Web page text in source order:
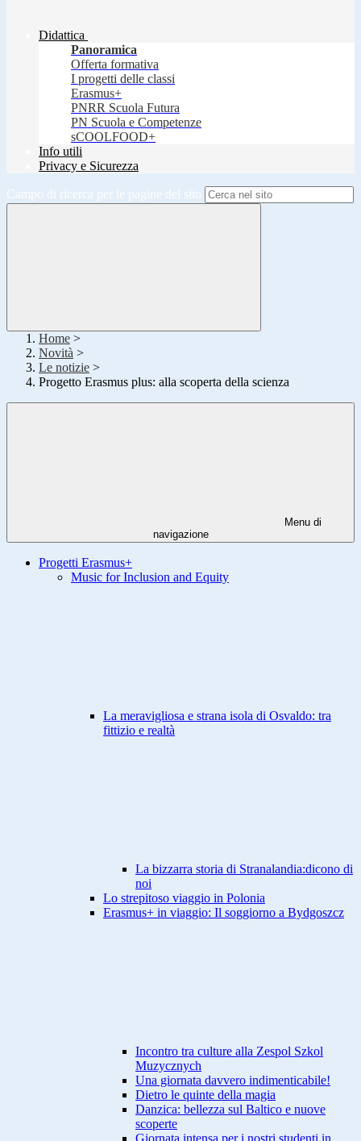
Didattica
Panoramica
Offerta formativa
I progetti delle classi
Erasmus+
PNRR Scuola Futura
PN Scuola e Competenze
sCOOLFOOD+
Info utili
Privacy e Sicurezza
Campo di ricerca per le pagine del sito
Home >
Novità >
Le notizie >
Progetto Erasmus plus: alla scoperta della scienza
Menu di
navigazione
Progetti Erasmus+
Music for Inclusion and Equity
La meravigliosa e strana isola di Osvaldo: tra
fittizio e realtà
La bizzarra storia di Stranalandia:dicono di
noi
Lo strepitoso viaggio in Polonia
Erasmus+ in viaggio: Il soggiorno a Bydgoszcz
Incontro tra culture alla Zespol Szkol
Muzycznych
Una giornata davvero indimenticabile!
Dietro le quinte della magia
Danzica: bellezza sul Baltico e nuove
scoperte